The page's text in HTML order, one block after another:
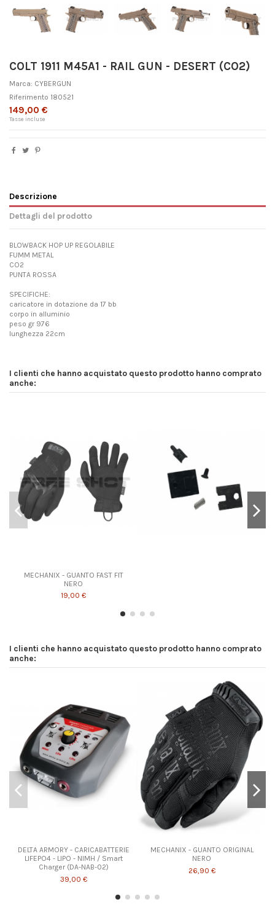
COLT 1911 M45A1 - RAIL GUN - DESERT (CO2)
Marca: CYBERGUN
Riferimento 180521
149,00 €
Tasse incluse
Descrizione
Dettagli del prodotto
BLOWBACK HOP UP REGOLABILE
FUMM METAL
CO2
PUNTA ROSSA
SPECIFICHE:
caricatore in dotazione da 17 bb
corpo in alluminio
peso gr 976
lunghezza 22cm
I clienti che hanno acquistato questo prodotto hanno comprato
anche:
MECHANIX - GUANTO FAST FIT
NERO
19,00 €
I clienti che hanno acquistato questo prodotto hanno comprato
anche:
DELTA ARMORY - CARICABATTERIE
LIFEPO4 - LIPO - NIMH / Smart
Charger (DA-NAB-02)
39,00 €
MECHANIX - GUANTO ORIGINAL
NERO
26,90 €